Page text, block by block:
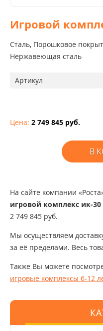
Игровой
Сталь, Порошковое
Нержавеющая сталь
Артикул
Цена: 2 749 845 руб.
В
На сайте компании
игровой комплекс ик-
2 749 845 руб.
Мы осуществляем
за её пределами. Весь
Также Вы можете
игровые комплексы 6-12